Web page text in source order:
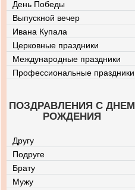
День Победы
Выпускной вечер
Ивана Купала
Церковные праздники
Международные праздники
Профессиональные праздники
ПОЗДРАВЛЕНИЯ С ДНЕМ
РОЖДЕНИЯ
Другу
Подруге
Брату
Мужу